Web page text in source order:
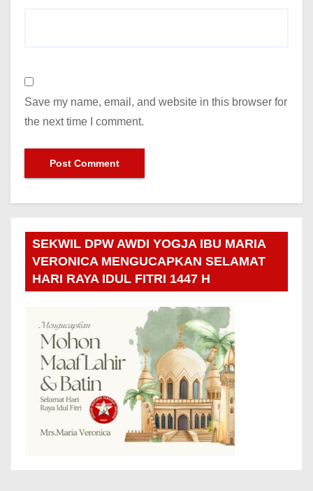
Save my name, email, and website in this browser for
the next time I comment.
SEKWIL DPW AWDI YOGJA IBU MARIA
VERONICA MENGUCAPKAN SELAMAT
HARI RAYA IDUL FITRI 1447 H